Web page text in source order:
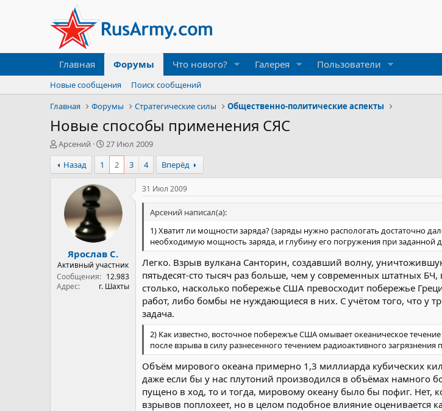
Главная Форумы Что нового? Галерея Пользователи
Новые сообщения
Поиск сообщений
Главная
Форумы Стратегические силы Общественно-политические аспекты
Новые способы применения СЯС
А
в
т
о
Арсений
Д
а
а
н
ч
а
л
а
27 Июл 2009
Назад
1 2 3 4 Вперёд
Ярослав С.
Активный участник
Сообщения
12.983
Адрес
г. Шахты
31 Июл 2009
Арсений написал(а):
1) Хватит ли мощности заряда? (заряды нужно распологать достаточно
необходимую мощность заряда, и глубину его погружения при заданной
Легко. Взрыв вулкана Санторин, создавший волну,
пятьдесят-сто тысяч раз больше, чем у современных штатных
столько, насколько побережье США превосходит побережье
работ, либо бомбы не нуждающиеся в них. С учётом того, что у
задача.
2) Как известно, восточное побережъе США омывает океаническое
после взрыва в силу разнесенного течением радиоактивного
Объём мирового океана примерно 1,3 миллиарда кубических
даже если бы у нас плутоний производился в объёмах намного
пущено в ход, то и тогда, мировому океану было бы пофиг. Нет,
взрывов поплохеет, но в целом подобное влияние оценивается